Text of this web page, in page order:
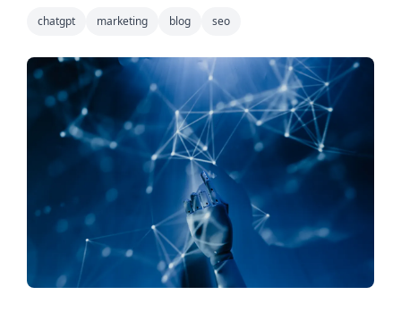
chatgpt marketing blog seo